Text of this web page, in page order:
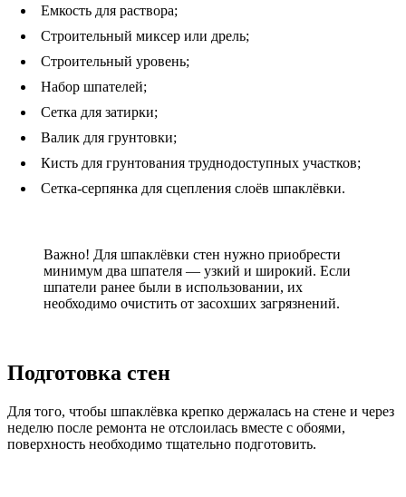
Емкость для раствора;
Строительный миксер или дрель;
Строительный уровень;
Набор шпателей;
Сетка для затирки;
Валик для грунтовки;
Кисть для грунтования труднодоступных участков;
Сетка-серпянка для сцепления слоёв шпаклёвки.
Важно! Для шпаклёвки стен нужно приобрести
минимум два шпателя — узкий и широкий. Если
шпатели ранее были в использовании, их
необходимо очистить от засохших загрязнений.
Подготовка стен
Для того, чтобы шпаклёвка крепко держалась на стене и через
неделю после ремонта не отслоилась вместе с обоями,
поверхность необходимо тщательно подготовить.